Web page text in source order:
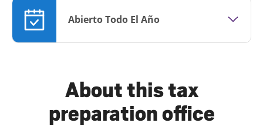
Abierto Todo El Año
About this tax
preparation office